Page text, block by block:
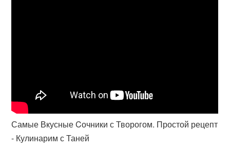
Самые Вкусные Cочники с Творогом. Простой рецепт
- Кулинарим с Таней